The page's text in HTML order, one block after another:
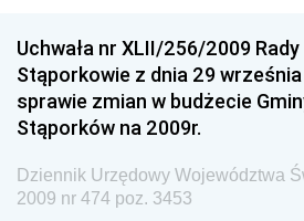
Chemicznego i Lekkiego
Dziennik Urzędowy Ministerstwa
Gospodarki Żywnościowej
Społecznej
Dziennik Urzędowy Ministra
Uchwała nr XLII/256/2009
Stąporkowie z dnia 29
sprawie zmian w budżecie
Stąporków na 2009r.
Dziennik Urzędowy Województwa
2009 nr 474 poz. 3453